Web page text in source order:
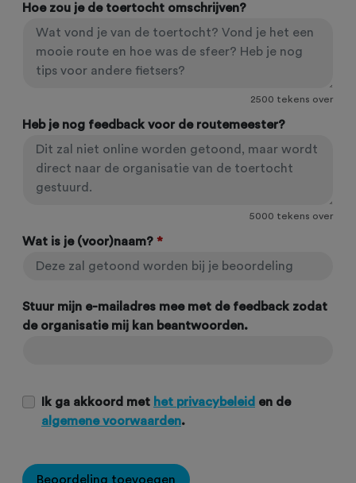
Hoe zou je de toertocht omschrijven?
2500 tekens over
Heb je nog feedback voor de routemeester?
5000 tekens over
Wat is je (voor)naam? *
Stuur mijn e-mailadres mee met de feedback zodat
de organisatie mij kan beantwoorden.
Ik ga akkoord met het privacybeleid en de
algemene voorwaarden.
Beoordeling toevoegen